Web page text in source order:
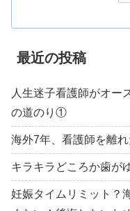
最近の投稿
人生迷子看護師がオー
の道のり①
海外7年、看護師を離
キラキラどころか歯が
妊娠タイムリミット？